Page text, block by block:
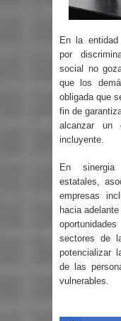
En la entidad
por
social no
que los
obligada que
fin de
alcanzar un
incluyente.
En sinergia
estatales,
empresas
hacia
sectores de
potencializar
de las
vulnerables.